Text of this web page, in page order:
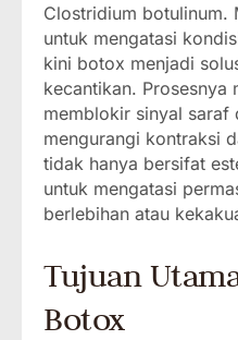
Clostridium botulinum.
untuk mengatasi
kini botox menjadi
kecantikan. Prosesnya
memblokir sinyal
mengurangi kontraksi
tidak hanya bersifat
untuk mengatasi
berlebihan atau
Tujuan
Botox